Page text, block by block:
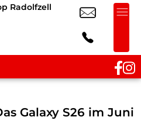
Radolfzell
Galaxy S26 im Juni